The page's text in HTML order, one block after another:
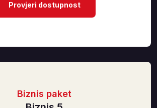
Provjeri dostupnost
Biznis paket